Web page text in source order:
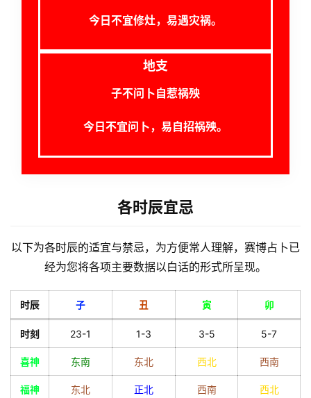
今日不宜修灶，易遇灾祸。
地支
子不问卜自惹祸殃
今日不宜问卜，易自招祸殃。
各时辰宜忌
以下为各时辰的适宜与禁忌，为方便常人理解，赛博占卜已
经为您将各项主要数据以白话的形式所呈现。
时辰 子 丑 寅 卯
时刻 23-1 1-3 3-5 5-7
喜神 东南 东北 西北 西南
福神 东北 正北 西南 西北